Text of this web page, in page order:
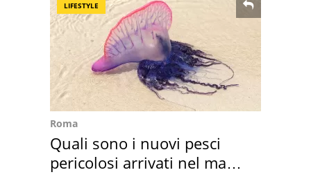
LIFESTYLE
Roma
Quali sono i nuovi pesci
pericolosi arrivati nel mar